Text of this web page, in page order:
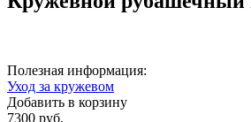
Полезная информация:
Уход за кружевом
Добавить в корзину
7300 руб.